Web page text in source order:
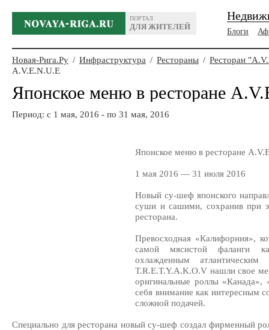
ПОРТАЛ
ДЛЯ ЖИТЕЛЕЙ
Блоги
Новая-Рига.Ру / Инфраструктура / Рестораны / Ресторан
A.V.E.N.U.E
Японское меню в ресторане
Период: c 1 мая, 2016 - по 31 мая, 2016
Японское меню в ресторане
1 мая 2016 — 31 июля 2016
Новый су-шеф японского
суши и сашими, сохранив при
ресторана.
Превосходная «Калифорния»,
самой мясистой фаланги
охлажденным
T.R.E.T.Y.A.K.O.V нашли свое
оригинальные роллы
себя внимание как интересным
сложной подачей.
Специально для ресторана новый су-шеф создал фирменный